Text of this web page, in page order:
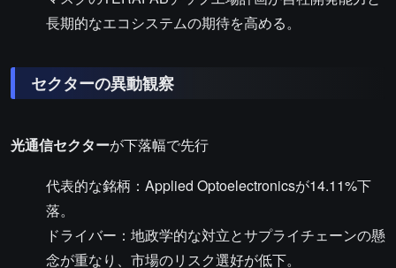
長期的なエコシステムの期待を高める。
セクターの異動観察
光通信セクターが下落幅で先行
代表的な銘柄：Applied Optoelectronicsが14.11%下
落。
ドライバー：地政学的な対立とサプライチェーンの懸
念が重なり、市場のリスク選好が低下。